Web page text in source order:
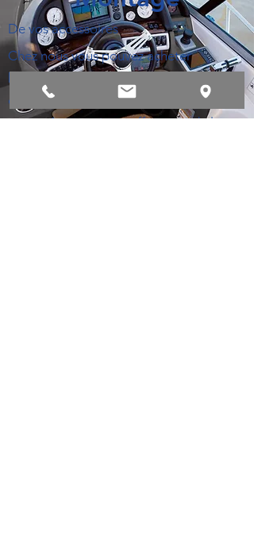
De vos accessoires
Chez nous vous pouvez acheter
des choses vous pouvez installer
vous même, mais on offre aussi de le